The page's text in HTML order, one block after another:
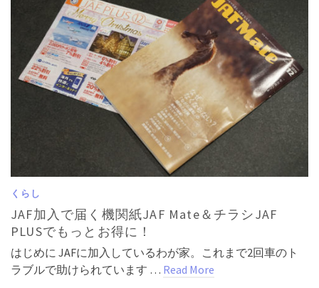
くらし
JAF加入で届く機関紙JAF Mate＆チラシJAF
PLUSでもっとお得に！
はじめに JAFに加入しているわが家。これまで2回車のト
ラブルで助けられています … Read More